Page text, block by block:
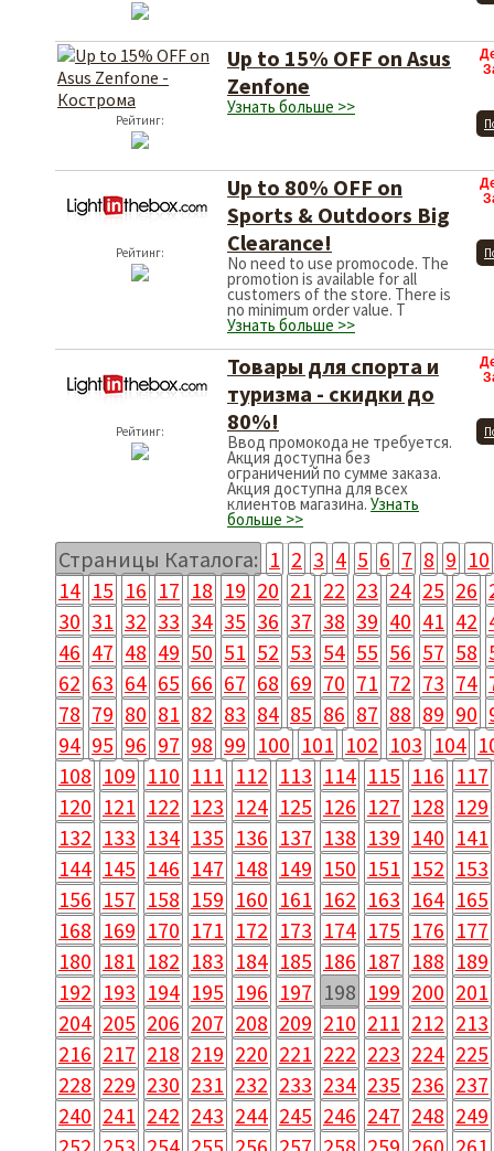
Рейтинг:
Up to 15% OFF on Asus
Zenfone
Узнать больше >>
Рейтинг:
Up to 80% OFF on
Sports & Outdoors Big
Clearance!
No need to use promocode. The
promotion is available for all
customers of the store. There is
no minimum order value. T
Узнать больше >>
Рейтинг:
Товары для спорта и
туризма - скидки до
80%!
Ввод промокода не требуется.
Акция доступна без
ограничений по сумме заказа.
Акция доступна для всех
клиентов магазина. Узнать
больше >>
Страницы Каталога: 1 2 3 4 5 6 7 8 9 10
14 15 16 17 18 19 20 21 22 23 24 25 26
30 31 32 33 34 35 36 37 38 39 40 41 42
46 47 48 49 50 51 52 53 54 55 56 57 58
62 63 64 65 66 67 68 69 70 71 72 73 74
78 79 80 81 82 83 84 85 86 87 88 89 90
94 95 96 97 98 99 100 101 102 103 104
108 109 110 111 112 113 114 115 116 117
120 121 122 123 124 125 126 127 128 129
132 133 134 135 136 137 138 139 140 141
144 145 146 147 148 149 150 151 152 153
156 157 158 159 160 161 162 163 164 165
168 169 170 171 172 173 174 175 176 177
180 181 182 183 184 185 186 187 188 189
192 193 194 195 196 197 198 199 200 201
204 205 206 207 208 209 210 211 212 213
216 217 218 219 220 221 222 223 224 225
228 229 230 231 232 233 234 235 236 237
240 241 242 243 244 245 246 247 248 249